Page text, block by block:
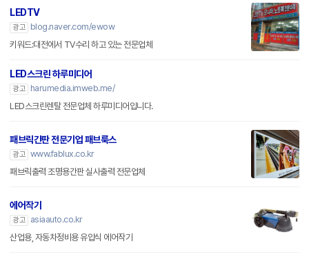
LEDTV
광고
blog.naver.com/ewow
키워드:대전에서 TV수리 하고 있는 전문업체
LED스크린 하루미디어
광고
harumedia.imweb.me/
LED스크린렌탈 전문업체 하루미디어입니다.
패브릭간판 전문기업 패브룩스
광고 www.fablux.co.kr
패브릭출력 조명용간판 실사출력 전문업체
에어작기
광고
asiaauto.co.kr
산업용, 자동차정비용 유압식 에어작기